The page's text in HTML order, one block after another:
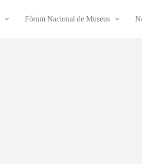
Fórum Nacional de Museus